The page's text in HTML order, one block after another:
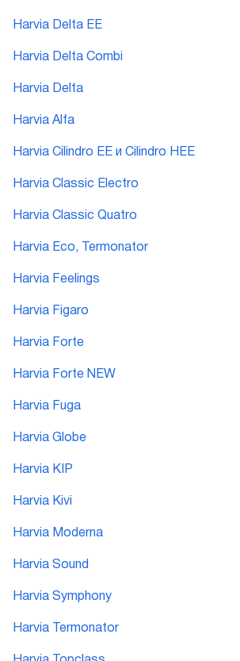
Harvia Delta EE
Harvia Delta Combi
Harvia Delta
Harvia Alfa
Harvia Cilindro EE и Cilindro HEE
Harvia Classic Electro
Harvia Classic Quatro
Harvia Eco, Termonator
Harvia Feelings
Harvia Figaro
Harvia Forte
Harvia Forte NEW
Harvia Fuga
Harvia Globe
Harvia KIP
Harvia Kivi
Harvia Moderna
Harvia Sound
Harvia Symphony
Harvia Termonator